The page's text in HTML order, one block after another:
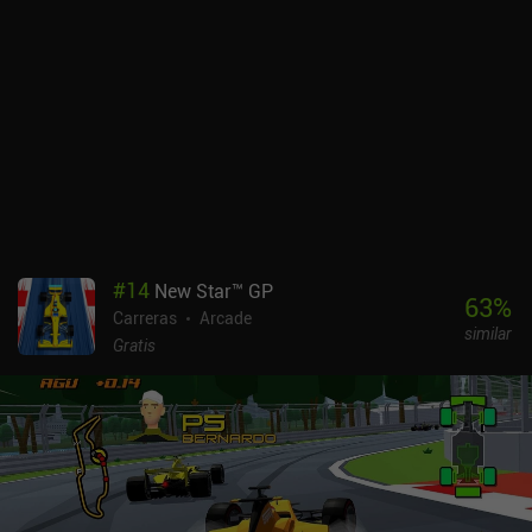
a lo que jugar durante los pequeños descansos.
#14 New Star™ GP
Carreras
Arcade
Gratis
63%
similar